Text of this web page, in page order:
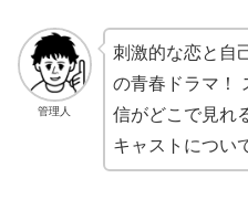
管理人
刺激的な恋と自
の青春ドラマ！
信がどこで見れ
キャストについ